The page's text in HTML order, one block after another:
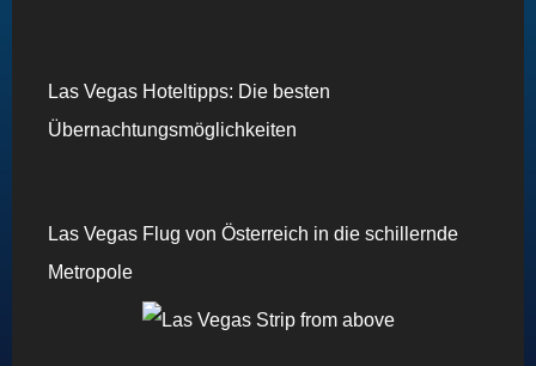
Las Vegas Hoteltipps: Die besten
Übernachtungsmöglichkeiten
Las Vegas Flug von Österreich in die schillernde
Metropole